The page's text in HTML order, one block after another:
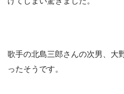
歌手の北島三郎さんの次男、大
ったそうです。